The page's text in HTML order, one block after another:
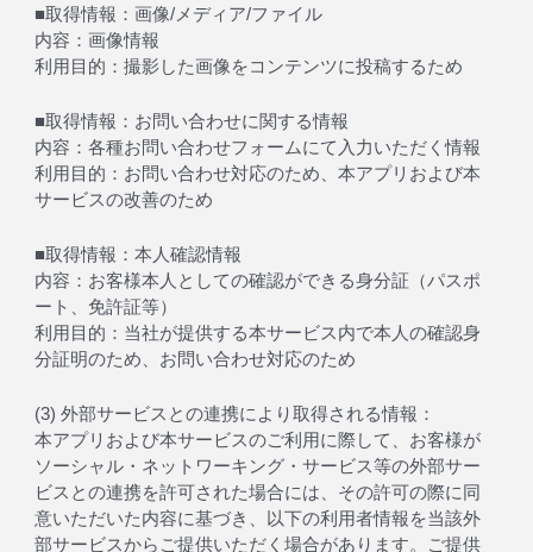
■取得情報：画像/メディア/ファイル
内容：画像情報
利用目的：撮影した画像をコンテンツに投稿するため
■取得情報：お問い合わせに関する情報
内容：各種お問い合わせフォームにて入力いただく情報
利用目的：お問い合わせ対応のため、本アプリおよび本
サービスの改善のため
■取得情報：本人確認情報
内容：お客様本人としての確認ができる身分証（パスポ
ート、免許証等）
利用目的：当社が提供する本サービス内で本人の確認身
分証明のため、お問い合わせ対応のため
(3) 外部サービスとの連携により取得される情報：
本アプリおよび本サービスのご利用に際して、お客様が
ソーシャル・ネットワーキング・サービス等の外部サー
ビスとの連携を許可された場合には、その許可の際に同
意いただいた内容に基づき、以下の利用者情報を当該外
部サービスからご提供いただく場合があります。ご提供